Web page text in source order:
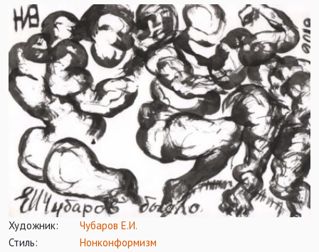
Художник:
Чубаров Е.И.
Стиль:
Нонконформизм